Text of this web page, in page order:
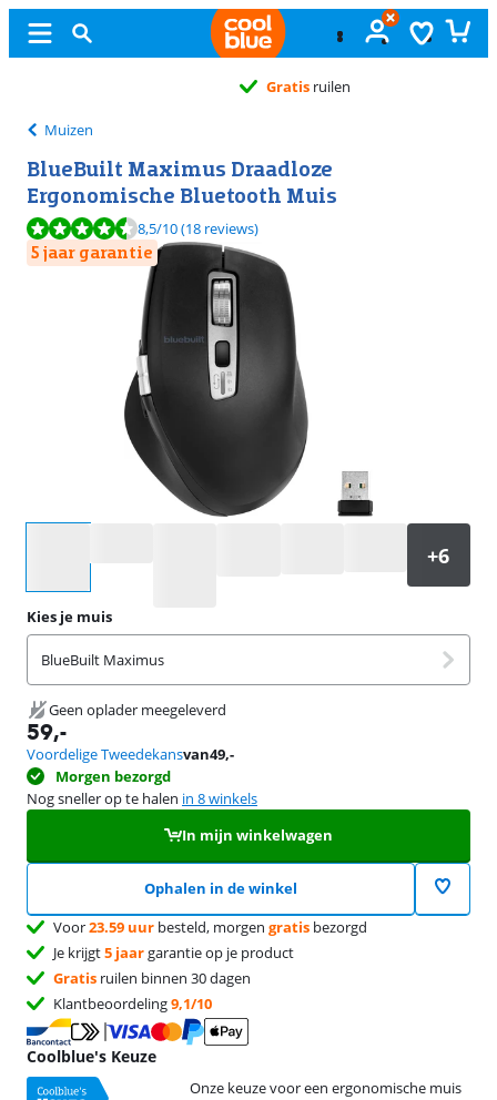
Gratisruilen
Muizen
BlueBuilt Maximus Draadloze
Ergonomische Bluetooth Muis
Beoordeling is 8,5 van de 10, gebaseerd op 18 reviews.
8,5/10(18 reviews)
5 jaar garantie
Kies je muis
BlueBuilt Maximus
Geen oplader meegeleverd
59,-
Voordelige Tweedekansvan49,-
Morgen bezorgd
Nog sneller op te halen in 8 winkels
In mijn winkelwagen
Ophalen in de winkel
Voor23.59 uur besteld, morgen gratis bezorgd
Je krijgt5 jaargarantie op je product
Gratis ruilen binnen 30 dagen
Klantbeoordeling9,1/10
Coolblue's Keuze
Onze keuze voor een ergonomische muis